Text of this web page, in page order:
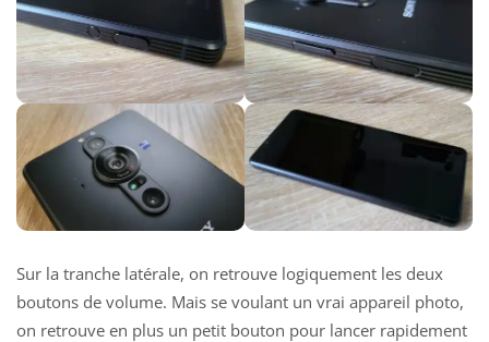
Sur la tranche latérale, on retrouve logiquement les deux
boutons de volume. Mais se voulant un vrai appareil photo,
on retrouve en plus un petit bouton pour lancer rapidement